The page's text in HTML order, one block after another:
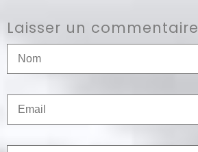
Laisser un commentaire